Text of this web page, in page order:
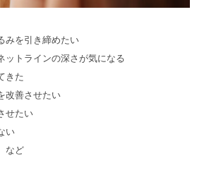
みを引き締めたい
ットラインの深さが気になる
きた
改善させたい
せたい
い
など